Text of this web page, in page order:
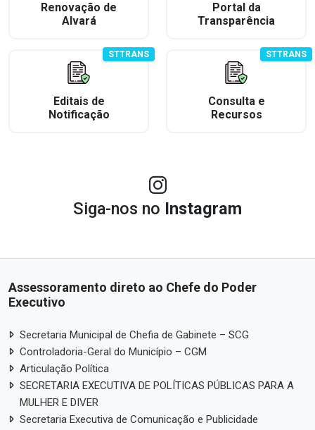
Renovação de
Alvará
Portal da
Transparência
Editais de
Notificação
STTRANS
Consulta e
Recursos
STTRANS
Siga-nos no Instagram
Assessoramento direto ao Chefe do Poder
Executivo
Secretaria Municipal de Chefia de Gabinete – SCG
Controladoria-Geral do Município – CGM
Articulação Política
SECRETARIA EXECUTIVA DE POLÍTICAS PÚBLICAS PARA A
MULHER E DIVER
Secretaria Executiva de Comunicação e Publicidade